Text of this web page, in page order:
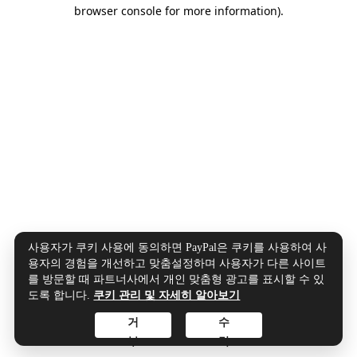
browser console for more information).
사용자가 쿠키 사용에 동의하면 PayPal은 쿠키를 사용하여 사
용자의 경험을 개선하고 맞춤설정하며 사용자가 다른 사이트
를 방문할 때 파트너사에서 개인 맞춤형 광고를 표시할 수 있
도록 합니다. 쿠키 관리 및 자세히 알아보기
수
락
거
부